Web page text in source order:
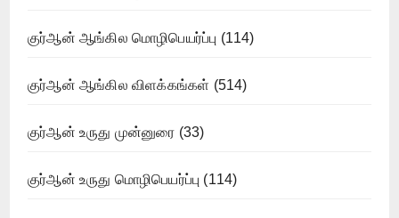
குர்ஆன் ஆங்கில மொழிபெயர்ப்பு (114)
குர்ஆன் ஆங்கில விளக்கங்கள் (514)
குர்ஆன் உருது முன்னுரை (33)
குர்ஆன் உருது மொழிபெயர்ப்பு (114)